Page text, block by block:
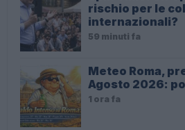
rischio per le
internazionali?
59 minuti fa
Meteo Roma,
Agosto 2026:
1 ora fa